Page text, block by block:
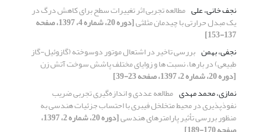
نجف خانی، علی مطالعه تجربی اثر تغییرات سطح برای کاهش درگ در
یک مبدل حرارتی با چیدمان مثلثی [دوره 20، شماره 4، 1397، صفحه
137-153]
نجفی، بهمن بررسی تاخیر در اشتعال موتور دوسوخته (گازوئیل-گاز
طبیعی) در بارها، نسبت ها و زوایای مختلف پاشش سوخت آتش زن
[دوره 20، شماره 2، 1397، صفحه 23-39]
نمازی، محمد مهدی مطالعه عددی و اندازه‌گیری تجربی ضریب
نفوذپذیری در محیط متخلخل فیبری با احتساب جزئیات هندسی به
منظور بررسی تأثیر پارامترهای هندسی [دوره 20، شماره 2، 1397،